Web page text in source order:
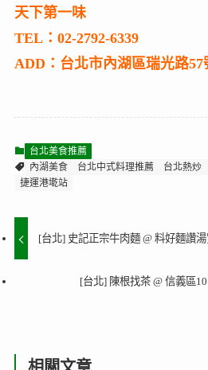
天下第一味
TEL：02-2792-6339
ADD：台北市內湖區瑞光路57
台北美食推薦
內湖美食
台北中式料理推薦 台北熱炒
捷運港墘站
[台北] 史記正宗牛肉麵 @ 料好麵讚
[台北] 陳根找茶 @ 信義區